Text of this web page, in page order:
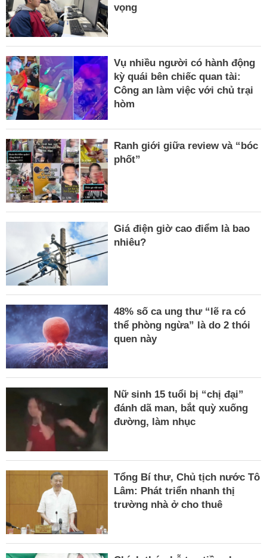
vọng
Vụ nhiều người có hành động
kỳ quái bên chiếc quan tài:
Công an làm việc với chủ trại
hòm
Ranh giới giữa review và “bóc
phốt”
Giá điện giờ cao điểm là bao
nhiêu?
48% số ca ung thư “lẽ ra có
thể phòng ngừa” là do 2 thói
quen này
Nữ sinh 15 tuổi bị “chị đại”
đánh dã man, bắt quỳ xuống
đường, làm nhục
Tổng Bí thư, Chủ tịch nước Tô
Lâm: Phát triển nhanh thị
trường nhà ở cho thuê